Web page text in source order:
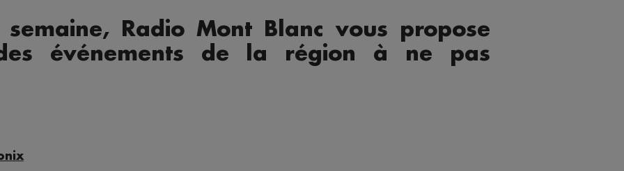
semaine, Radio Mont Blanc vous propose
événements de la région à ne pas